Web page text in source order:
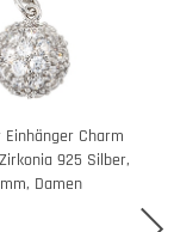
Einhänger Charm
925 Silber,
Damen